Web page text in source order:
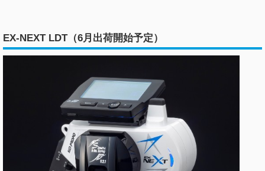
EX-NEXT LDT（6月出荷開始予定）